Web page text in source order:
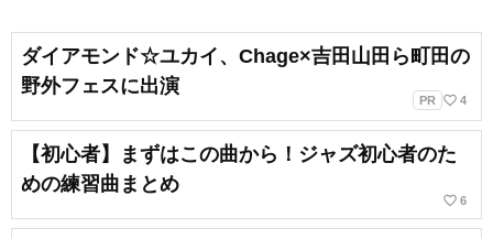
ダイアモンド☆ユカイ、Chage×吉田山田ら町田の
野外フェスに出演
PR favorite_border 4
【初心者】まずはこの曲から！ジャズ初心者のた
めの練習曲まとめ
favorite_border 6